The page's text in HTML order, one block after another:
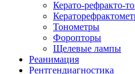
Керато-рефракто-
Тонометры
Форопторы
Щелевые лампы
Реанимация
Рентгендиагностика